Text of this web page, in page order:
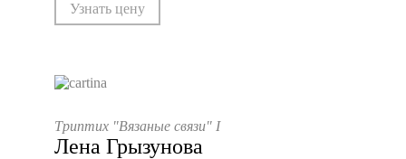
Узнать цену
Триптих "Вязаные связи" I
Лена Грызунова